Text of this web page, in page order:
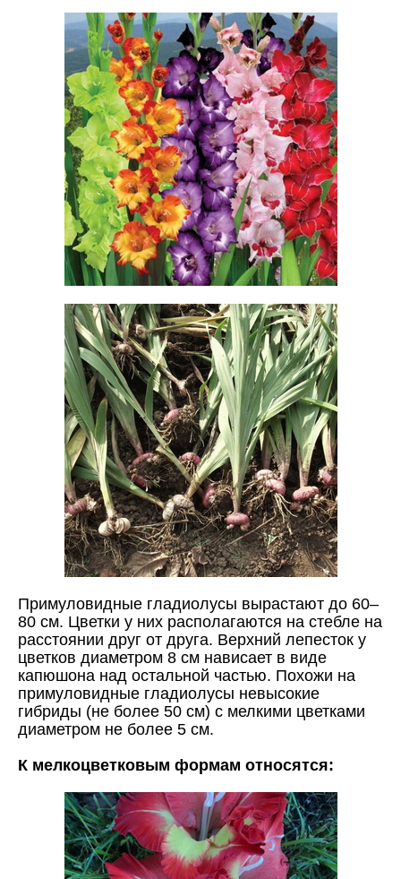
Примуловидные гладиолусы вырастают до 60–
80 см. Цветки у них располагаются на стебле на
расстоянии друг от друга. Верхний лепесток у
цветков диаметром 8 см нависает в виде
капюшона над остальной частью. Похожи на
примуловидные гладиолусы невысокие
гибриды (не более 50 см) с мелкими цветками
диаметром не более 5 см.
К мелкоцветковым формам относятся: